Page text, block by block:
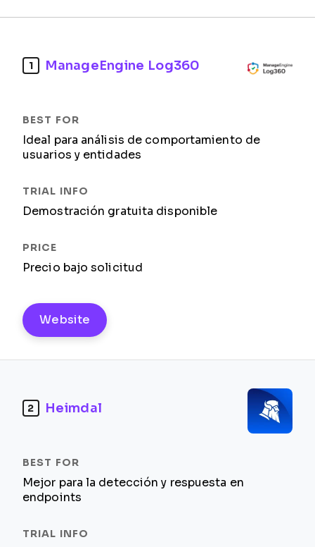
1 ManageEngine Log360
Ideal para análisis de comportamiento de
usuarios y entidades
Demostración gratuita disponible
Precio bajo solicitud
Website
2 Heimdal
Mejor para la detección y respuesta en
endpoints